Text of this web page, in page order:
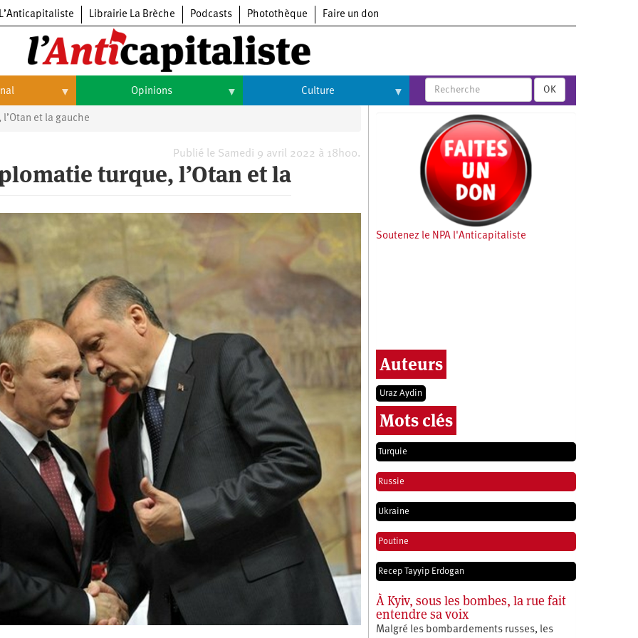
L’Anticapitaliste Librairie La Brèche Podcasts Photothèque Faire un don
Opinions Culture
Arts
Cinéma
Expositions
Musique
OK
et la gauche
Publié le Samedi 9 avril 2022 à 18h00.
turque, l’Otan et la
Soutenez le NPA l'Anticapitaliste
Auteurs
Uraz Aydin
Mots clés
Turquie
Russie
Ukraine
Poutine
Recep Tayyip Erdogan
À Kyiv, sous les bombes, la rue fait
entendre sa voix
Malgré les bombardements russes, les